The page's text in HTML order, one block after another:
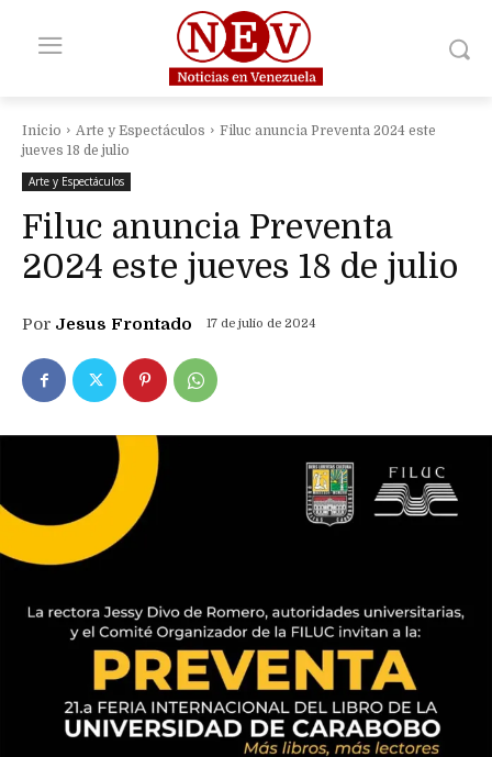
Inicio Arte y Espectáculos
Filuc anuncia Preventa 2024 este
jueves 18 de julio
Arte y Espectáculos
Filuc anuncia Preventa
2024 este jueves 18 de julio
Por Jesus Frontado 17 de julio de 2024